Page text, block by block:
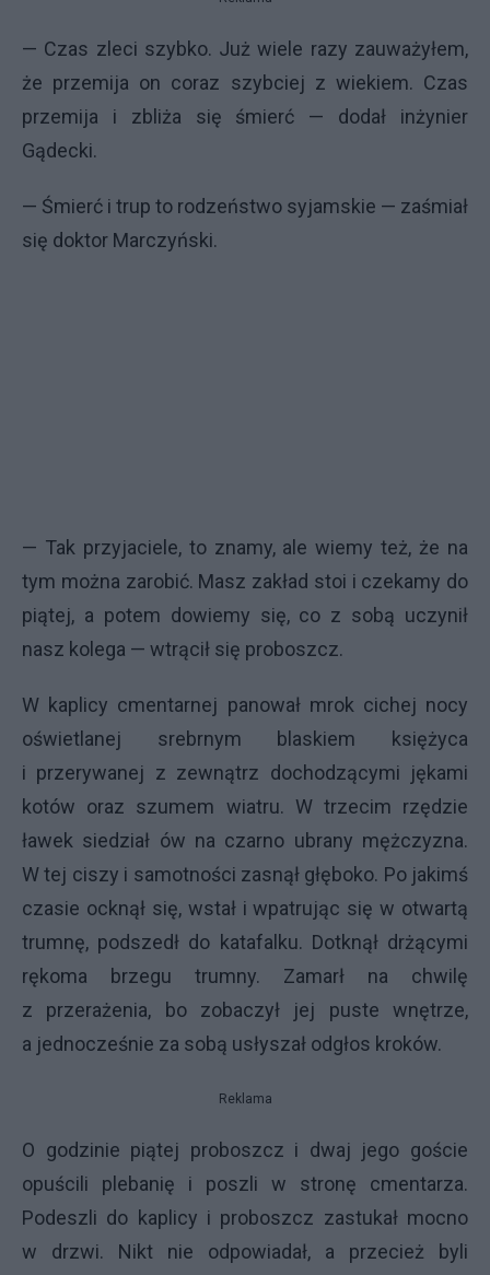
— Czas zleci szybko. Już wiele razy zauważyłem,
że przemija on coraz szybciej z wiekiem. Czas
przemija i zbliża się śmierć — dodał inżynier
Gądecki.
— Śmierć i trup to rodzeństwo syjamskie — zaśmiał
się doktor Marczyński.
— Tak przyjaciele, to znamy, ale wiemy też, że na
tym można zarobić. Masz zakład stoi i czekamy do
piątej, a potem dowiemy się, co z sobą uczynił
nasz kolega — wtrącił się proboszcz.
W kaplicy cmentarnej panował mrok cichej nocy
oświetlanej srebrnym blaskiem księżyca
i przerywanej z zewnątrz dochodzącymi jękami
kotów oraz szumem wiatru. W trzecim rzędzie
ławek siedział ów na czarno ubrany mężczyzna.
W tej ciszy i samotności zasnął głęboko. Po jakimś
czasie ocknął się, wstał i wpatrując się w otwartą
trumnę, podszedł do katafalku. Dotknął drżącymi
rękoma brzegu trumny. Zamarł na chwilę
z przerażenia, bo zobaczył jej puste wnętrze,
a jednocześnie za sobą usłyszał odgłos kroków.
Reklama
O godzinie piątej proboszcz i dwaj jego goście
opuścili plebanię i poszli w stronę cmentarza.
Podeszli do kaplicy i proboszcz zastukał mocno
w drzwi. Nikt nie odpowiadał, a przecież byli